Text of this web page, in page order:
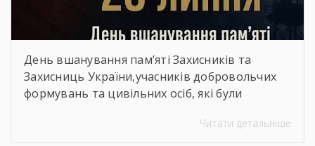
День вшанування пам’яті Захисників та
Захисниць України,учасників добровольчих
формувань та цивільних осіб, які були
Читати детальніше